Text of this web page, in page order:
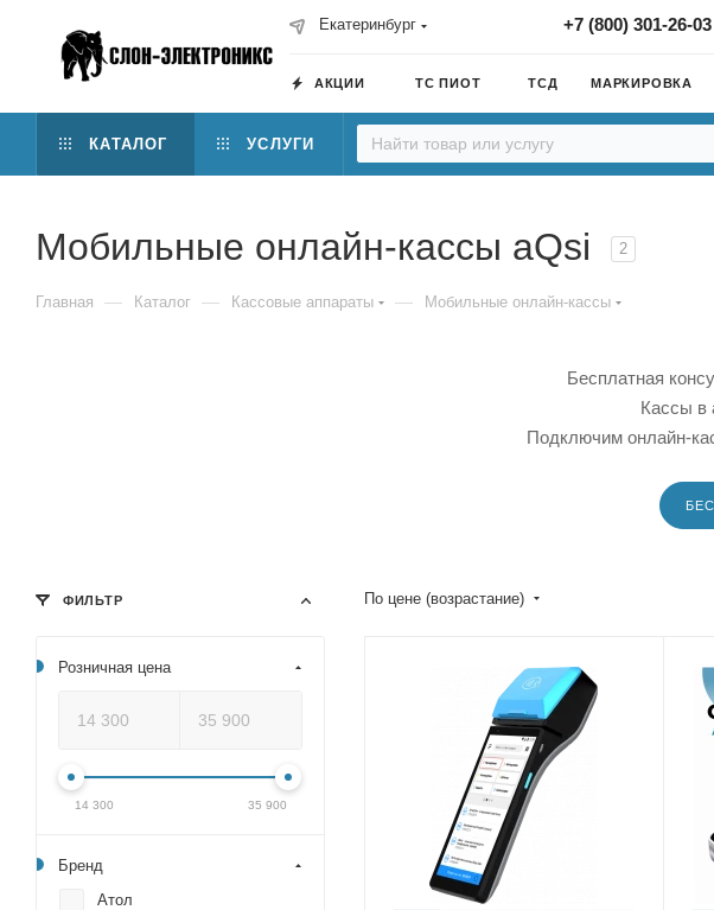
Екатеринбург +7 (800) 301-26-03
АКЦИИ ТС ПИОТ ТСД МАРКИРОВКА
КАТАЛОГ УСЛУГИ
Мобильные онлайн-кассы aQsi 2
Главная — Каталог — Кассовые аппараты — Мобильные онлайн-кассы
Бесплатная
Кассы в
Подключим онлайн-
По цене (возрастание)
ФИЛЬТР
Розничная цена
14 300 35 900
Бренд
Атол